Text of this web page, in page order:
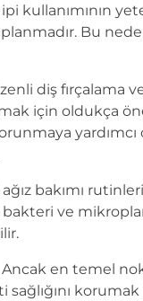
kullanımının
Bu
diş fırçalama
için oldukça
yardımcı
bakımı
ve
en temel
korumak